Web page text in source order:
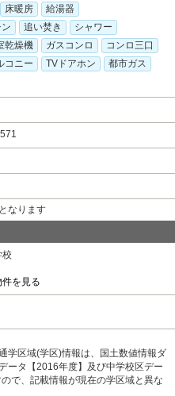
床暖房
給湯器
追い焚き
シャワー
乾燥機 ガスコンロ
コンロ三口
コニー TVドアホン
都市ガス
なります
校
を見る
学区域(学区)情報は、国土数値情報ダ
ータ【2016年度】及び中学校区デー
で、記載情報が現在の学区域と異な